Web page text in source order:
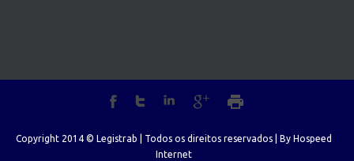
Copyright 2014 © Legistrab | Todos os direitos reservados | By Hospeed
Internet